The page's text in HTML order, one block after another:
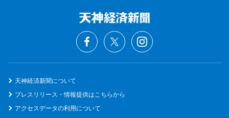
天神経済新聞について
プレスリリース・情報提供はこちらから
アクセスデータの利用について